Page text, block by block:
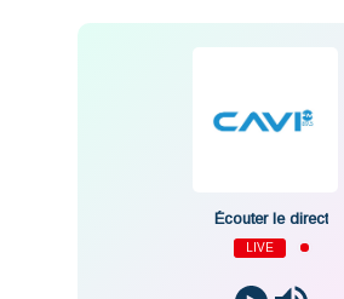
Écouter le direct
LIVE